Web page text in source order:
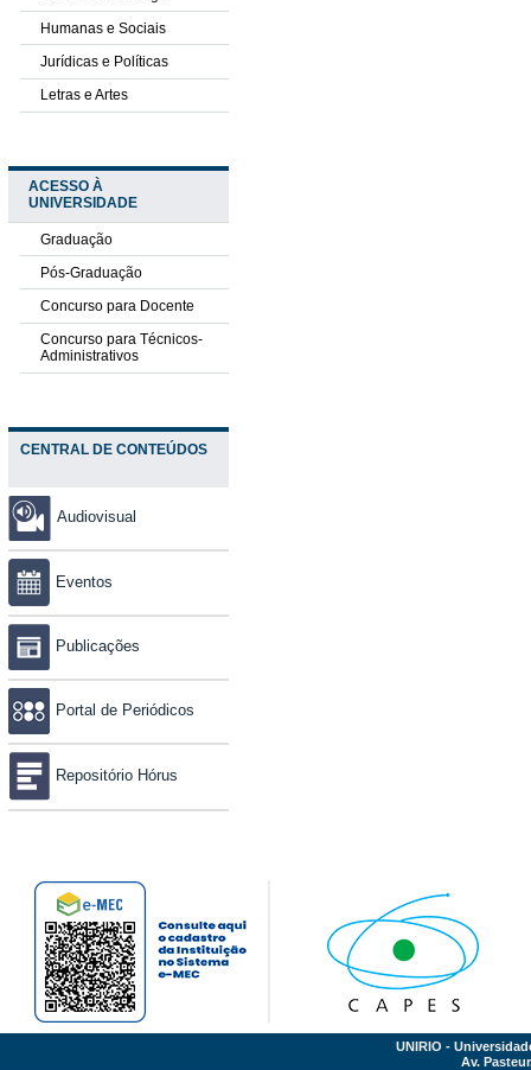
Humanas e Sociais
Jurídicas e Políticas
Letras e Artes
ACESSO À
UNIVERSIDADE
Graduação
Pós-Graduação
Concurso para Docente
Concurso para Técnicos-
Administrativos
CENTRAL DE CONTEÚDOS
Audiovisual
Eventos
Publicações
Portal de Periódicos
Repositório Hórus
UNIRIO -
Av.